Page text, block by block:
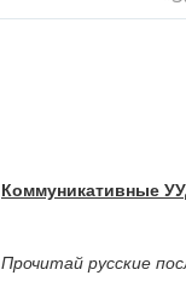
Коммуникативные
Прочитай русские